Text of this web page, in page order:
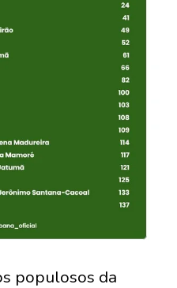
populosos da